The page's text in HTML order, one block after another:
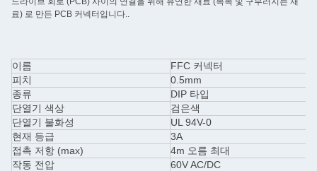
료) 로 만든 PCB 커넥터입니다..
이름
FFC 커넥터
피치
0.5mm
종류
DIP 타입
단열기 색상
검은색
단열기 불화성
UL 94V-0
현재 등급
3A
접촉 저항 (max)
4m 오름 최대
작동 전압
60V AC/DC